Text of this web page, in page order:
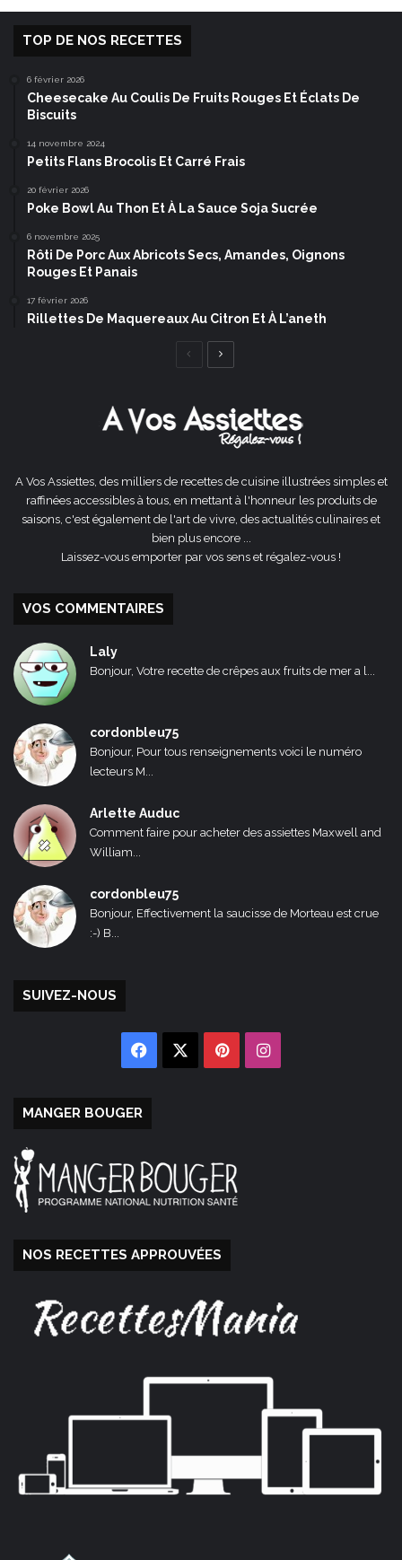
TOP DE NOS RECETTES
6 février 2026
Cheesecake Au Coulis De Fruits Rouges Et Éclats De
Biscuits
14 novembre 2024
Petits Flans Brocolis Et Carré Frais
20 février 2026
Poke Bowl Au Thon Et À La Sauce Soja Sucrée
6 novembre 2025
Rôti De Porc Aux Abricots Secs, Amandes, Oignons
Rouges Et Panais
17 février 2026
Rillettes De Maquereaux Au Citron Et À L’aneth
Page
A Vos Assiettes, des milliers de recettes de cuisine illustrées simples et
raffinées accessibles à tous, en mettant à l'honneur les produits de
saisons, c'est également de l'art de vivre, des actualités culinaires et
bien plus encore ...
Laissez-vous emporter par vos sens et régalez-vous !
VOS COMMENTAIRES
Laly
Bonjour, Votre recette de crêpes aux fruits de mer a l...
cordonbleu75
Bonjour, Pour tous renseignements voici le numéro
lecteurs M...
Arlette Auduc
Comment faire pour acheter des assiettes Maxwell and
William...
cordonbleu75
Bonjour, Effectivement la saucisse de Morteau est crue
:-) B...
SUIVEZ-NOUS
Facebook PinterestInstagram
MANGER BOUGER
NOS RECETTES APPROUVÉES